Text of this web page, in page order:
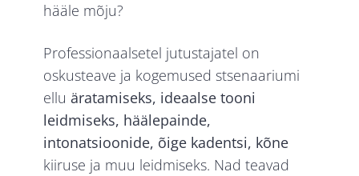
hääle mõju?
Professionaalsetel jutustajatel on
oskusteave ja kogemused stsenaariumi
elluäratamiseks, ideaalse tooni
leidmiseks, häälepainde,
intonatsioonide, õige kadentsi, kõne
kiiruse ja muu leidmiseks. Nad teavad